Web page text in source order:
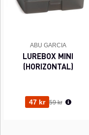
ABU GARCIA
LUREBOX MINI
(HORIZONTAL)
47 kr Ordinarie pris:
59 kr